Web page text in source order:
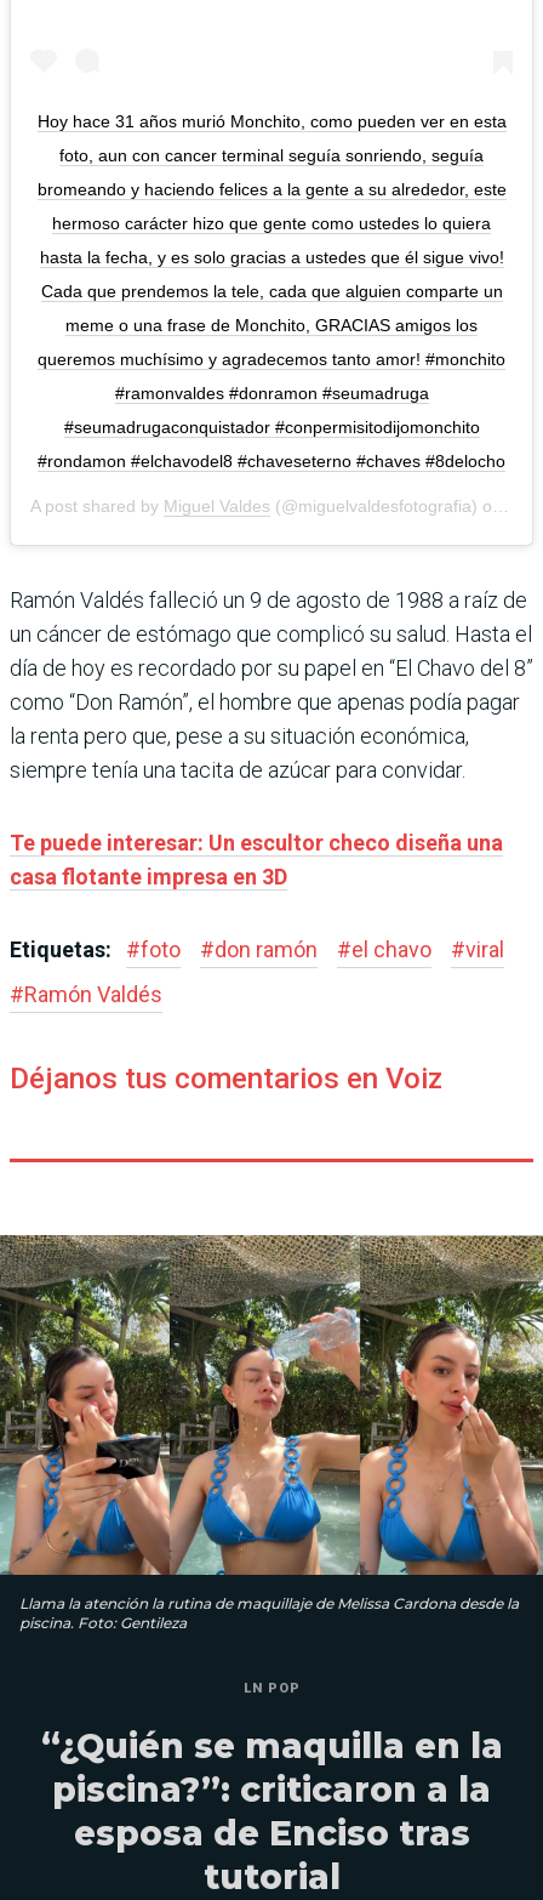
Hoy hace 31 años murió Monchito, como pueden ver en esta
foto, aun con cancer terminal seguía sonriendo, seguía
bromeando y haciendo felices a la gente a su alrededor, este
hermoso carácter hizo que gente como ustedes lo quiera
hasta la fecha, y es solo gracias a ustedes que él sigue vivo!
Cada que prendemos la tele, cada que alguien comparte un
meme o una frase de Monchito, GRACIAS amigos los
queremos muchísimo y agradecemos tanto amor! #monchito
#ramonvaldes #donramon #seumadruga
#seumadrugaconquistador #conpermisitodijomonchito
#rondamon #elchavodel8 #chaveseterno #chaves #8delocho
A post shared by Miguel Valdes (@miguelvaldesfotografia) on Aug
Ramón Valdés falleció un 9 de agosto de 1988 a raíz de
un cáncer de estómago que complicó su salud. Hasta el
día de hoy es recordado por su papel en “El Chavo del 8”
como “Don Ramón”, el hombre que apenas podía pagar
la renta pero que, pese a su situación económica,
siempre tenía una tacita de azúcar para convidar.
Te puede interesar: Un escultor checo diseña una
casa flotante impresa en 3D
Etiquetas: #foto #don ramón #el chavo #viral
#Ramón Valdés
Déjanos tus comentarios en Voiz
Llama la atención la rutina de maquillaje de Melissa Cardona desde la
piscina. Foto: Gentileza
LN POP
“¿Quién se maquilla en la
piscina?”: criticaron a la
esposa de Enciso tras
tutorial